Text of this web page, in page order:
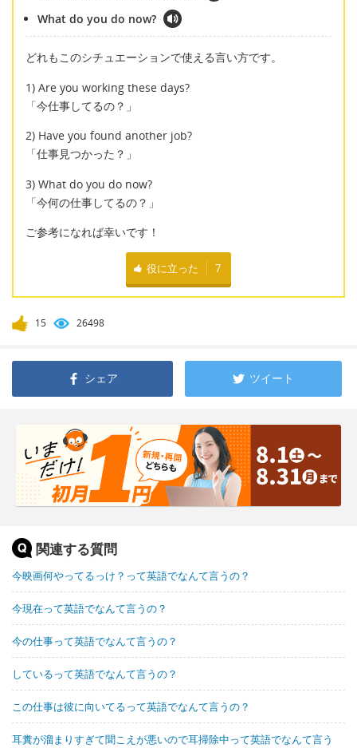
What do you do now?
どれもこのシチュエーションで使える言い方です。
1) Are you working these days?
「今仕事してるの？」
2) Have you found another job?
「仕事見つかった？」
3) What do you do now?
「今何の仕事してるの？」
ご参考になれば幸いです！
役に立った 7
15 26498
シェア ツイート
関連する質問
今映画何やってるっけ？って英語でなんて言うの？
今現在って英語でなんて言うの？
今の仕事って英語でなんて言うの？
しているって英語でなんて言うの？
この仕事は彼に向いてるって英語でなんて言うの？
耳糞が溜まりすぎて聞こえが悪いので耳掃除中って英語でなんて言う